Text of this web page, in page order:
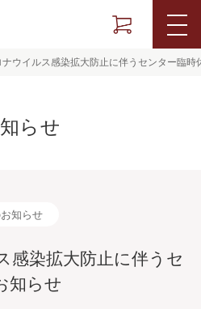
ナウイルス感染拡大防止に伴うセンター臨時
らせ
知らせ
感染拡大防止に伴うセ
知らせ